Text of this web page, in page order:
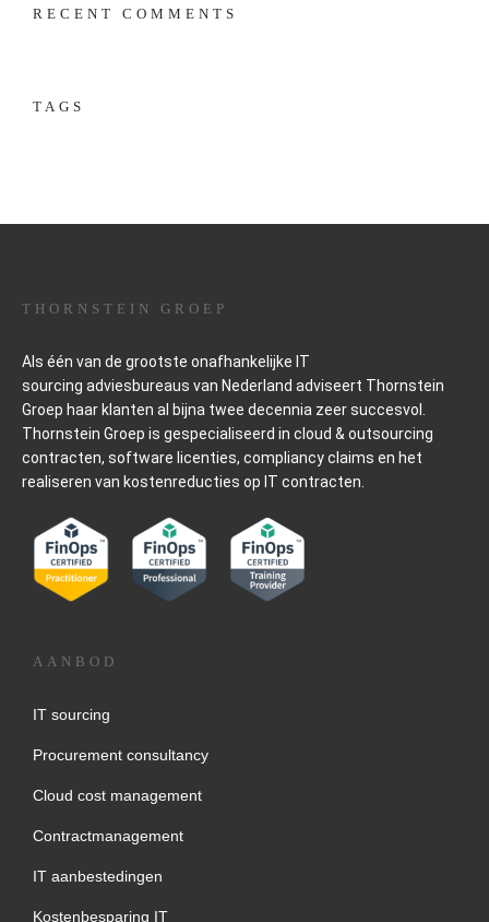
RECENT COMMENTS
TAGS
THORNSTEIN GROEP
Als één van de grootste onafhankelijke IT
sourcing adviesbureaus van Nederland adviseert Thornstein
Groep haar klanten al bijna twee decennia zeer succesvol.
Thornstein Groep is gespecialiseerd in cloud & outsourcing
contracten, software licenties, compliancy claims en het
realiseren van kostenreducties op IT contracten.
AANBOD
IT sourcing
Procurement consultancy
Cloud cost management
Contractmanagement
IT aanbestedingen
Kostenbesparing IT